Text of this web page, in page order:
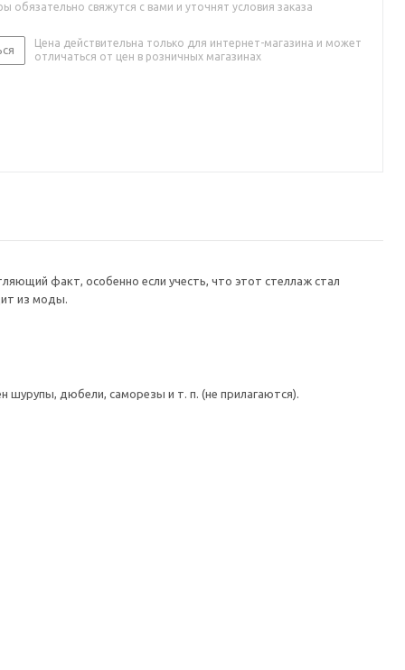
обязательно свяжутся с вами и уточнят условия заказа
Цена действительна только для интернет-магазина и может
отличаться от цен в розничных магазинах
факт, особенно если учесть, что этот стеллаж стал
из моды.
дюбели, саморезы и т. п. (не прилагаются).